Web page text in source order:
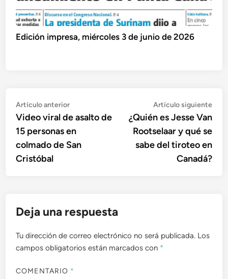
Edición impresa, miércoles 3 de junio de 2026
Navegación
de
entradas
Artículo anteriorArtículo
anterior:
Video viral de asalto de
15 personas en
colmado de San
Cristóbal
Artículo siguiente
¿Quién es Jesse Van
Rootselaar y qué se
sabe del tiroteo en
Canadá?
Deja una respuesta
Tu dirección de correo electrónico no será publicada. Los
campos obligatorios están marcados con *
COMENTARIO *